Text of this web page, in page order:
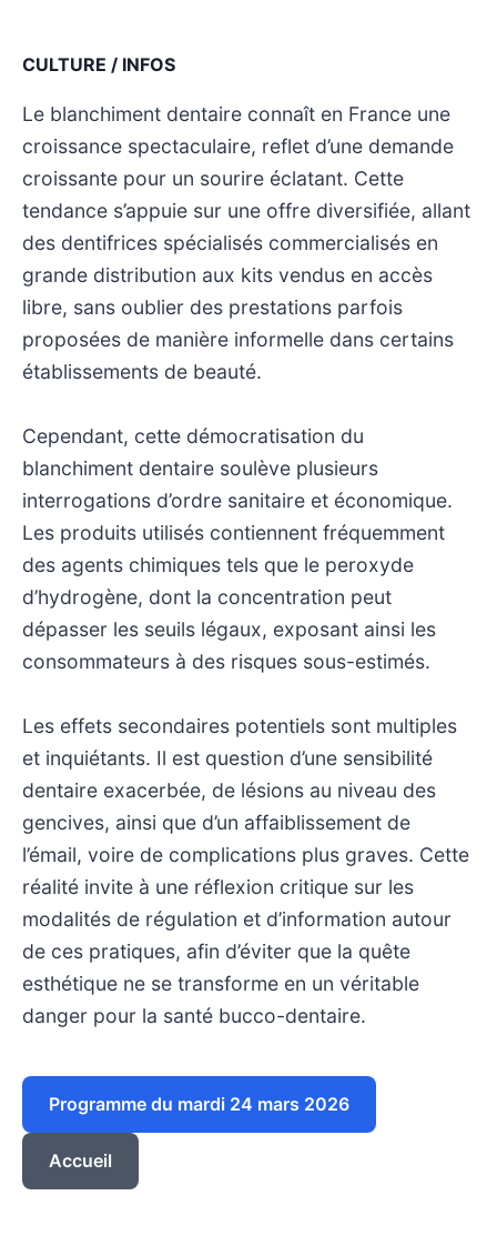
CULTURE / INFOS
Le blanchiment dentaire connaît en France une
croissance spectaculaire, reflet d’une demande
croissante pour un sourire éclatant. Cette
tendance s’appuie sur une offre diversifiée, allant
des dentifrices spécialisés commercialisés en
grande distribution aux kits vendus en accès
libre, sans oublier des prestations parfois
proposées de manière informelle dans certains
établissements de beauté.
Cependant, cette démocratisation du
blanchiment dentaire soulève plusieurs
interrogations d’ordre sanitaire et économique.
Les produits utilisés contiennent fréquemment
des agents chimiques tels que le peroxyde
d’hydrogène, dont la concentration peut
dépasser les seuils légaux, exposant ainsi les
consommateurs à des risques sous-estimés.
Les effets secondaires potentiels sont multiples
et inquiétants. Il est question d’une sensibilité
dentaire exacerbée, de lésions au niveau des
gencives, ainsi que d’un affaiblissement de
l’émail, voire de complications plus graves. Cette
réalité invite à une réflexion critique sur les
modalités de régulation et d’information autour
de ces pratiques, afin d’éviter que la quête
esthétique ne se transforme en un véritable
danger pour la santé bucco-dentaire.
Programme du mardi 24 mars 2026
Accueil